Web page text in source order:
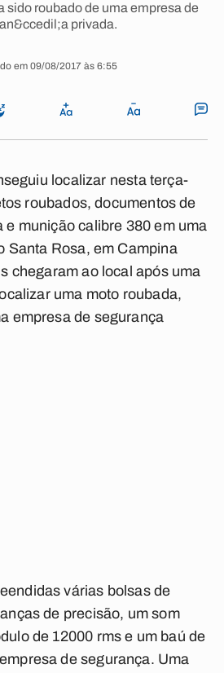
sido roubado de uma empresa de
privada.
em 09/08/2017 às 6:55
localizar nesta terça-
roubados, documentos de
e munição calibre 380 em uma
Santa Rosa, em Campina
chegaram ao local após uma
uma moto roubada,
empresa de segurança
várias bolsas de
de precisão, um som
de 12000 rms e um baú de
de segurança. Uma